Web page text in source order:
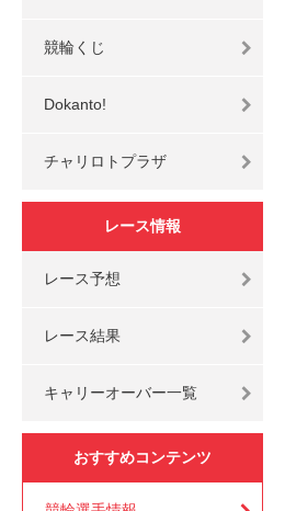
競輪くじ
Dokanto!
チャリロトプラザ
レース情報
レース予想
レース結果
キャリーオーバー一覧
おすすめコンテンツ